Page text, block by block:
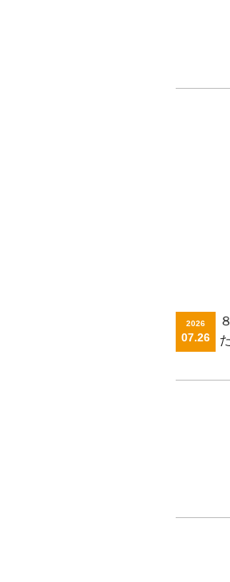
2026
07.26